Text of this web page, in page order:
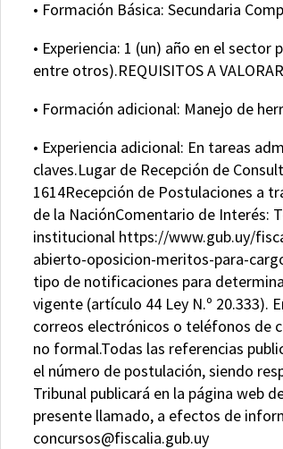
• Formación Básica: Secundaria
• Experiencia: 1 (un) año en el
entre otros).REQUISITOS A
• Formación adicional: Manejo de
• Experiencia adicional: En tareas
claves.Lugar de Recepción de
1614Recepción de Postulaciones a
de la NaciónComentario de Interés:
institucional https://www.gub.uy/
abierto-oposicion-meritos-para-
tipo de notificaciones para
vigente (artículo 44 Ley N.º 20.333).
correos electrónicos o teléfonos de
no formal.Todas las referencias
el número de postulación, siendo
Tribunal publicará en la página web
presente llamado, a efectos de
concursos@fiscalia.gub.uy